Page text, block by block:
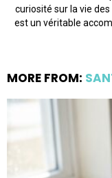
curiosité sur la vie
est un véritable
MORE FROM: